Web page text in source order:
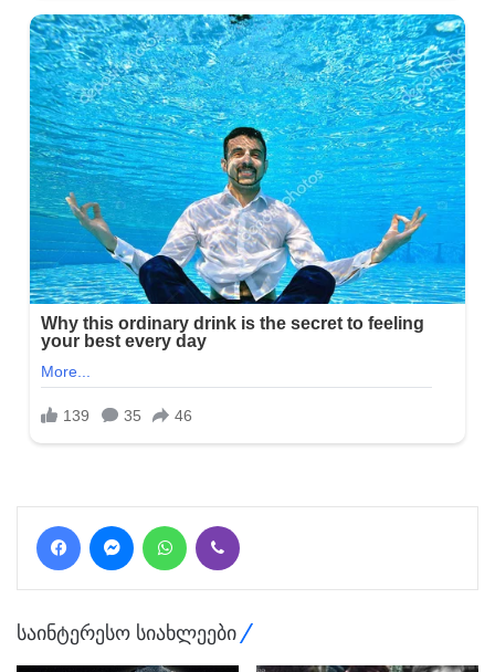
FacebookMessengerWhatsApp
საინტერესო სიახლეები